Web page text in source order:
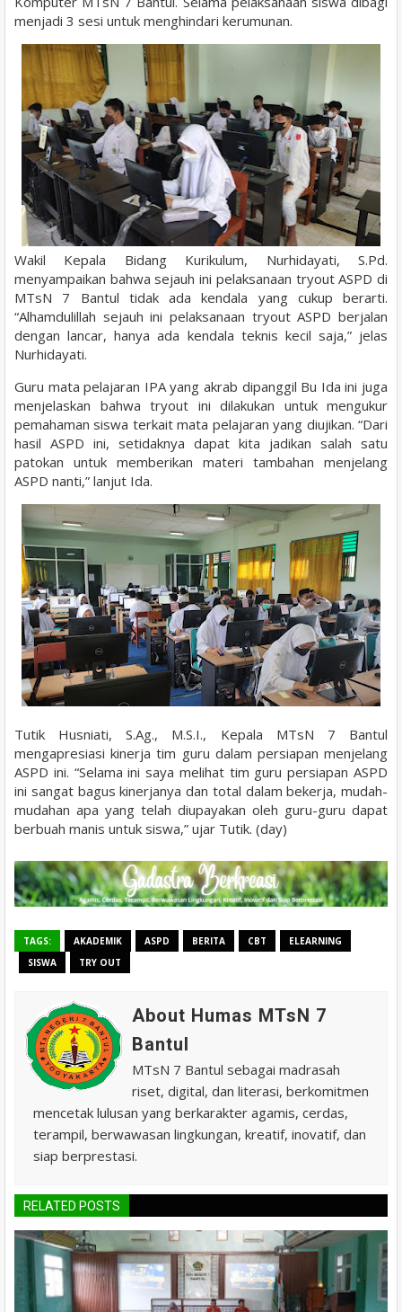
menjadi 3 sesi untuk menghindari kerumunan.
Wakil Kepala Bidang Kurikulum, Nurhidayati, S.Pd.
menyampaikan bahwa sejauh ini pelaksanaan tryout ASPD di
MTsN 7 Bantul tidak ada kendala yang cukup berarti.
“Alhamdulillah sejauh ini pelaksanaan tryout ASPD berjalan
dengan lancar, hanya ada kendala teknis kecil saja,” jelas
Nurhidayati.
Guru mata pelajaran IPA yang akrab dipanggil Bu Ida ini juga
menjelaskan bahwa tryout ini dilakukan untuk mengukur
pemahaman siswa terkait mata pelajaran yang diujikan. “Dari
hasil ASPD ini, setidaknya dapat kita jadikan salah satu
patokan untuk memberikan materi tambahan menjelang
ASPD nanti,” lanjut Ida.
Tutik Husniati, S.Ag., M.S.I., Kepala MTsN 7 Bantul
mengapresiasi kinerja tim guru dalam persiapan menjelang
ASPD ini. “Selama ini saya melihat tim guru persiapan ASPD
ini sangat bagus kinerjanya dan total dalam bekerja, mudah-
mudahan apa yang telah diupayakan oleh guru-guru dapat
berbuah manis untuk siswa,” ujar Tutik. (day)
TAGS: AKADEMIK ASPD BERITA CBT
ELEARNING
SISWA
TRY OUT
About Humas MTsN 7
Bantul
MTsN 7 Bantul sebagai madrasah
riset, digital, dan literasi, berkomitmen
mencetak lulusan yang berkarakter agamis, cerdas,
terampil, berwawasan lingkungan, kreatif, inovatif, dan
siap berprestasi.
RELATED POSTS